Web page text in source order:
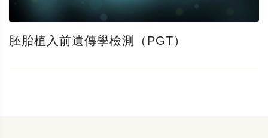
胚胎植入前遺傳學檢測（PGT）